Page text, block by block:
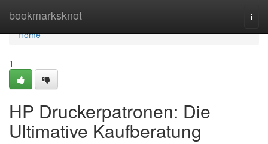
bookmarksknot
Home
Home
1
HP Druckerpatronen: Die
Ultimative Kaufberatung